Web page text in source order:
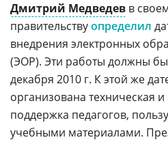
Дмитрий Медведев в
правительствуопределил
внедрения электронных
(ЭОР). Эти работы должны
декабря 2010 г. К этой же
организована техническая
поддержка педагогов,
учебными материалами.